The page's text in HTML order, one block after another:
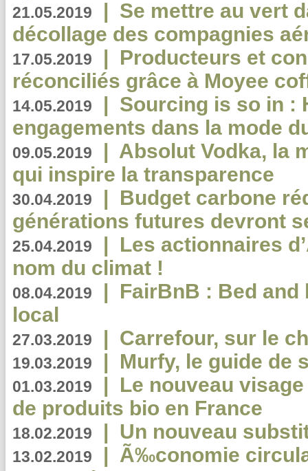
21.05.2019 | Se mettre au vert
décollage des compagnies
17.05.2019 | Producteurs et
réconciliés grâce à Moyee
14.05.2019 | Sourcing is so in :
engagements dans la mode
09.05.2019 | Absolut Vodka, la
qui inspire la transparence
30.04.2019 | Budget carbone
générations futures devront
25.04.2019 | Les actionnaires
nom du climat !
08.04.2019 | FairBnB : Bed
local
27.03.2019 | Carrefour, sur le
19.03.2019 | Murfy, le guide de
01.03.2019 | Le nouveau
de produits bio en France
18.02.2019 | Un nouveau
13.02.2019 | Ã‰conomie